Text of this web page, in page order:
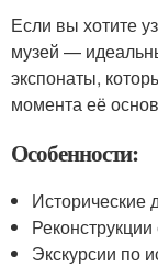
Если вы хотите
музей —
экспонаты,
момента её
Особенности:
Исторические
Экскурсии по